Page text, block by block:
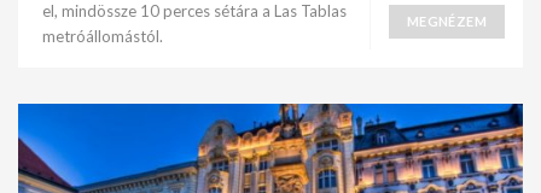
el, mindössze 10 perces sétára a Las Tablas
metróállomástól.
MEGNÉZEM